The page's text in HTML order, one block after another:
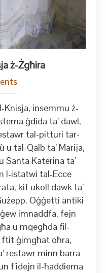
ż-Żgħira
Knisja, insemmu ż-
ġdida ta’ dawl,
tal-pitturi tar-
u tal-Qalb ta’ Marija,
Santa Katerina ta’
l-istatwi tal-Ecce
kif ukoll dawk ta’
Oġġetti antiki
imnaddfa, fejn
u mqegħda fil-
ġimgħat oħra,
restawr minn barra
f’idejn il-ħaddiema